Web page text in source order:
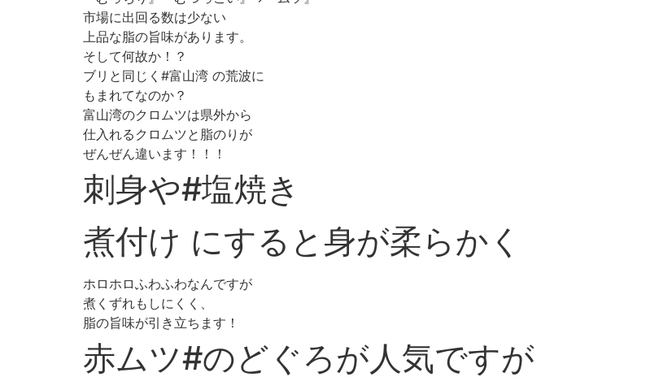
市場に出回る数は少ない
上品な脂の旨味があります。
そして何故か！？
ブリと同じく#富山湾 の荒波に
もまれてなのか？
富山湾のクロムツは県外から
仕入れるクロムツと脂のりが
ぜんぜん違います！！！
刺身や#塩焼き
煮付け にすると身が柔らかく
ホロホロふわふわなんですが
煮くずれもしにくく、
脂の旨味が引き立ちます！
赤ムツ#のどぐろが人気ですが